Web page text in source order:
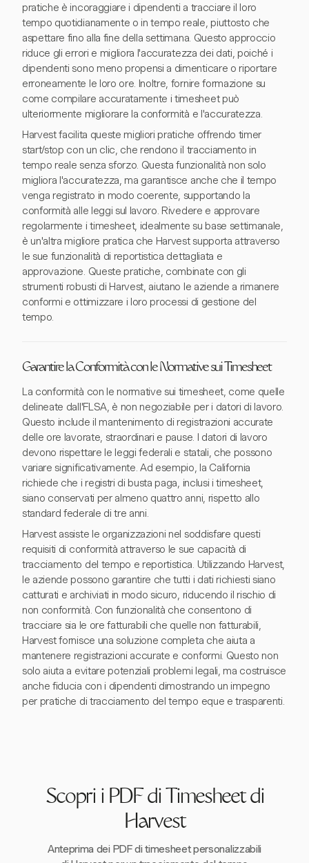
pratiche è incoraggiare i dipendenti a tracciare il loro
tempo quotidianamente o in tempo reale, piuttosto che
aspettare fino alla fine della settimana. Questo approccio
riduce gli errori e migliora l'accuratezza dei dati, poiché i
dipendenti sono meno propensi a dimenticare o riportare
erroneamente le loro ore. Inoltre, fornire formazione su
come compilare accuratamente i timesheet può
ulteriormente migliorare la conformità e l'accuratezza.
Harvest facilita queste migliori pratiche offrendo timer
start/stop con un clic, che rendono il tracciamento in
tempo reale senza sforzo. Questa funzionalità non solo
migliora l'accuratezza, ma garantisce anche che il tempo
venga registrato in modo coerente, supportando la
conformità alle leggi sul lavoro. Rivedere e approvare
regolarmente i timesheet, idealmente su base settimanale,
è un'altra migliore pratica che Harvest supporta attraverso
le sue funzionalità di reportistica dettagliata e
approvazione. Queste pratiche, combinate con gli
strumenti robusti di Harvest, aiutano le aziende a rimanere
conformi e ottimizzare i loro processi di gestione del
tempo.
Garantire la Conformità con le Normative sui Timesheet
La conformità con le normative sui timesheet, come quelle
delineate dall'FLSA, è non negoziabile per i datori di lavoro.
Questo include il mantenimento di registrazioni accurate
delle ore lavorate, straordinari e pause. I datori di lavoro
devono rispettare le leggi federali e statali, che possono
variare significativamente. Ad esempio, la California
richiede che i registri di busta paga, inclusi i timesheet,
siano conservati per almeno quattro anni, rispetto allo
standard federale di tre anni.
Harvest assiste le organizzazioni nel soddisfare questi
requisiti di conformità attraverso le sue capacità di
tracciamento del tempo e reportistica. Utilizzando Harvest,
le aziende possono garantire che tutti i dati richiesti siano
catturati e archiviati in modo sicuro, riducendo il rischio di
non conformità. Con funzionalità che consentono di
tracciare sia le ore fatturabili che quelle non fatturabili,
Harvest fornisce una soluzione completa che aiuta a
mantenere registrazioni accurate e conformi. Questo non
solo aiuta a evitare potenziali problemi legali, ma costruisce
anche fiducia con i dipendenti dimostrando un impegno
per pratiche di tracciamento del tempo eque e trasparenti.
Scopri i PDF di Timesheet di
Harvest
Anteprima dei PDF di timesheet personalizzabili